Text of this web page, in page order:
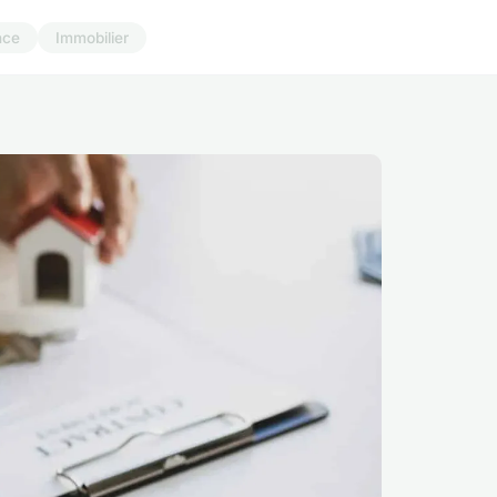
Immobilier